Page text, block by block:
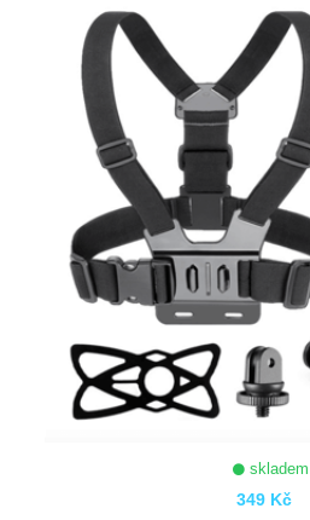
skladem
349 Kč